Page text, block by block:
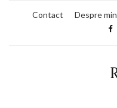
Contact Despre